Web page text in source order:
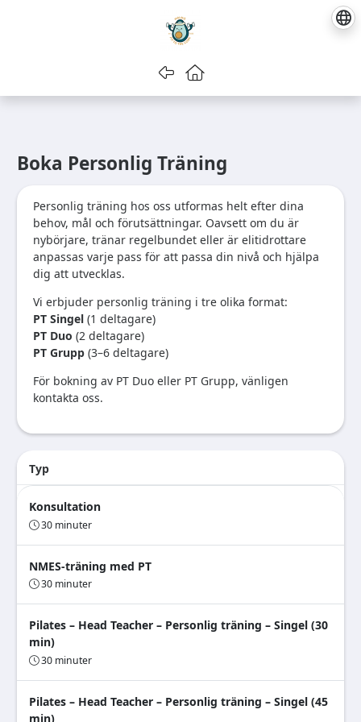
Gå tillbakaGå till startsidan
Boka Personlig Träning
Personlig träning hos oss utformas helt efter dina
behov, mål och förutsättningar. Oavsett om du är
nybörjare, tränar regelbundet eller är elitidrottare
anpassas varje pass för att passa din nivå och hjälpa
dig att utvecklas.
Vi erbjuder personlig träning i tre olika format:
PT Singel (1 deltagare)
PT Duo (2 deltagare)
PT Grupp (3–6 deltagare)
För bokning av PT Duo eller PT Grupp, vänligen
kontakta oss.
Typ
Konsultation
30 minuter
NMES-träning med PT
30 minuter
Pilates – Head Teacher – Personlig träning – Singel (30
min)
30 minuter
Pilates – Head Teacher – Personlig träning – Singel (45
min)